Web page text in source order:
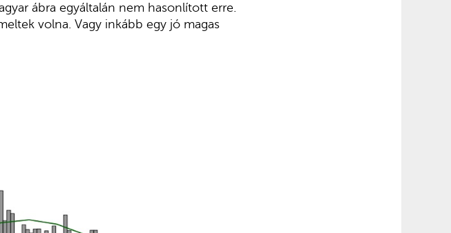
ábra egyáltalán nem hasonlított erre.
volna. Vagy inkább egy jó magas